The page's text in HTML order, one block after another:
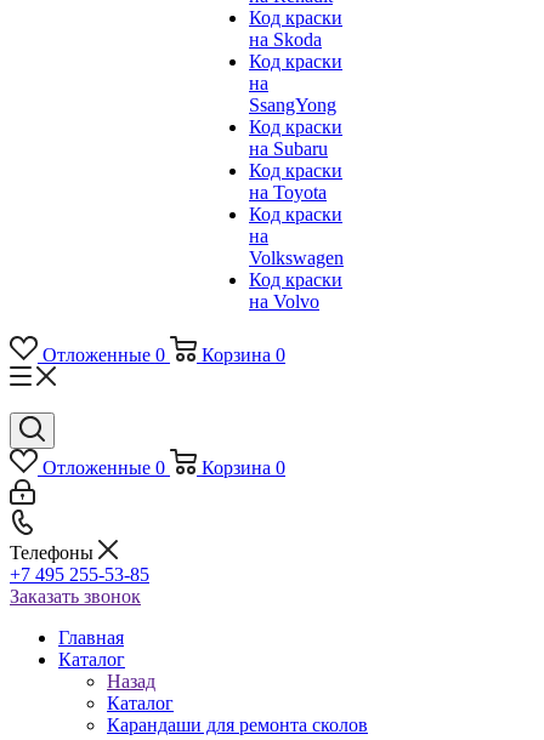
Код краски
на Skoda
Код краски
на
SsangYong
Код краски
на Subaru
Код краски
на Toyota
Код краски
на
Volkswagen
Код краски
на Volvo
Отложенные 0 Корзина 0
Отложенные 0 Корзина 0
Телефоны
+7 495 255-53-85
Заказать звонок
Главная
Каталог
Назад
Каталог
Карандаши для ремонта сколов